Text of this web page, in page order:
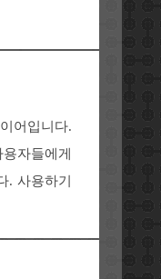
어입니다.
자들에게
사용하기